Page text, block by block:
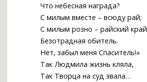
Что небесная награда?
С милым вместе – всюду рай;
С милым розно – райский край
Безотрадная обитель.
Нет, забыл меня Спаситель!»
Так Людмила жизнь кляла,
Так Творца на суд звала…